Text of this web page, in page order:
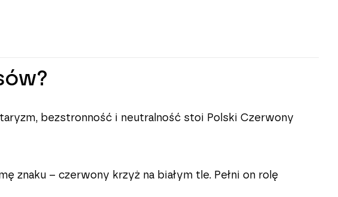
bezstronność i neutralność stoi Polski Czerwony
– czerwony krzyż na białym tle. Pełni on rolę